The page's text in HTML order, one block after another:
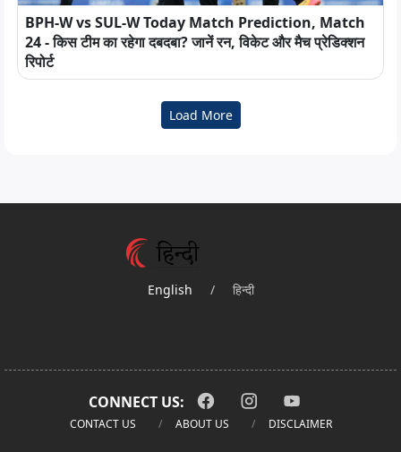
BPH-W vs SUL-W Today Match Prediction, Match
24 - किस टीम का रहेगा दबदबा? जानें रन, विकेट और मैच प्रेडिक्शन
रिपोर्ट
Load More
English / हिन्दी
CONNECT US:
CONTACT US ABOUT US DISCLAIMER